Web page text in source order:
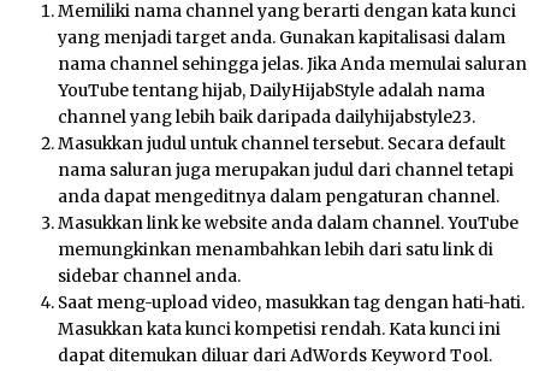
Memiliki nama channel yang berarti dengan kata kunci
yang menjadi target anda. Gunakan kapitalisasi dalam
nama channel sehingga jelas. Jika Anda memulai saluran
YouTube tentang hijab, DailyHijabStyle adalah nama
channel yang lebih baik daripada dailyhijabstyle23.
Masukkan judul untuk channel tersebut. Secara default
nama saluran juga merupakan judul dari channel tetapi
anda dapat mengeditnya dalam pengaturan channel.
Masukkan link ke website anda dalam channel. YouTube
memungkinkan menambahkan lebih dari satu link di
sidebar channel anda.
Saat meng-upload video, masukkan tag dengan hati-hati.
Masukkan kata kunci kompetisi rendah. Kata kunci ini
dapat ditemukan diluar dari AdWords Keyword Tool.